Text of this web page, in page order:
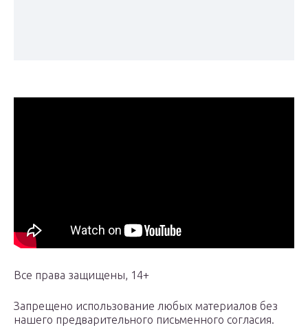
Все права защищены, 14+
Запрещено использование любых материалов без
нашего предварительного письменного согласия.